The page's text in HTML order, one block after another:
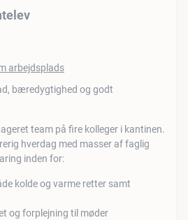
bæredygtighed og godt
team på fire kolleger i kantinen.
hverdag med masser af faglig
inden for:
kolde og varme retter samt
og forplejning til møder